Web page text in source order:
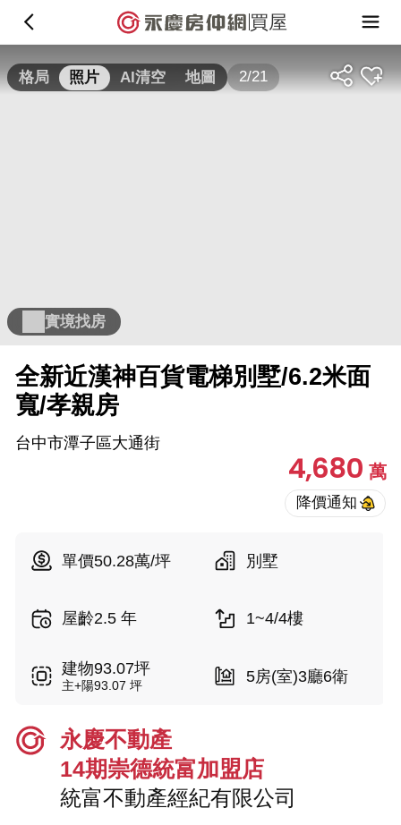
買屋
格局 照片 AI清空 地圖 2/21
實境找房
全新近漢神百貨電梯別墅/6.2米面
寬/孝親房
台中市潭子區大通街
4,680萬
單價50.28萬/坪 別墅
屋齡2.5 年 1~4/4樓
建物93.07坪
主+陽93.07 坪 5房(室)3廳6衛
永慶不動產
14期崇德統富加盟店
統富不動產經紀有限公司